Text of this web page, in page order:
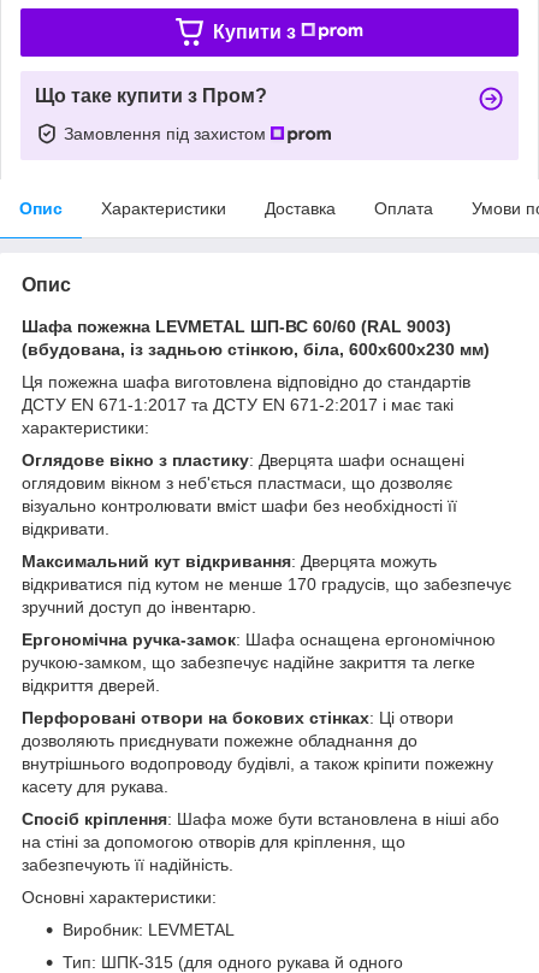
Купити з
Що таке купити з Пром?
Замовлення під захистом
Опис Характеристики Доставка Оплата Умови
Опис
Шафа пожежна LEVMETAL ШП-ВС 60/60 (RAL 9003)
(вбудована, із задньою стінкою, біла, 600х600х230 мм)
Ця пожежна шафа виготовлена відповідно до стандартів
ДСТУ EN 671-1:2017 та ДСТУ EN 671-2:2017 і має такі
характеристики:
Оглядове вікно з пластику: Дверцята шафи оснащені
оглядовим вікном з неб'ється пластмаси, що дозволяє
візуально контролювати вміст шафи без необхідності її
відкривати.
Максимальний кут відкривання: Дверцята можуть
відкриватися під кутом не менше 170 градусів, що забезпечує
зручний доступ до інвентарю.
Ергономічна ручка-замок: Шафа оснащена ергономічною
ручкою-замком, що забезпечує надійне закриття та легке
відкриття дверей.
Перфоровані отвори на бокових стінках: Ці отвори
дозволяють приєднувати пожежне обладнання до
внутрішнього водопроводу будівлі, а також кріпити пожежну
касету для рукава.
Спосіб кріплення: Шафа може бути встановлена в ніші або
на стіні за допомогою отворів для кріплення, що
забезпечують її надійність.
Основні характеристики:
Виробник: LEVMETAL
Тип: ШПК-315 (для одного рукава й одного